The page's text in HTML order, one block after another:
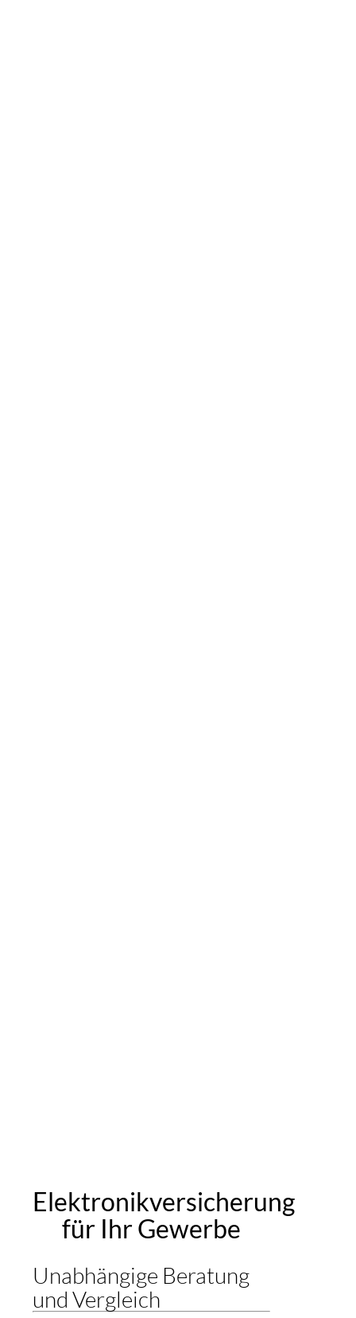
Elektronikversicherung
für Ihr Gewerbe
Unabhängige Beratung
und Vergleich